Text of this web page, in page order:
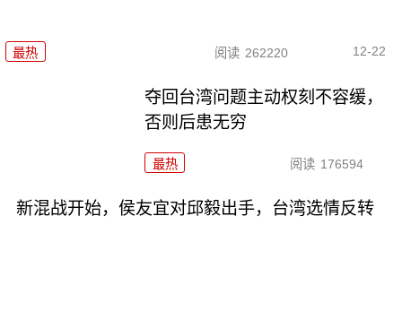
最热 阅读 262220 12-22
夺回台湾问题主动权刻不容缓，
否则后患无穷
最热 阅读 176594
新混战开始，侯友宜对邱毅出手，台湾选情反转